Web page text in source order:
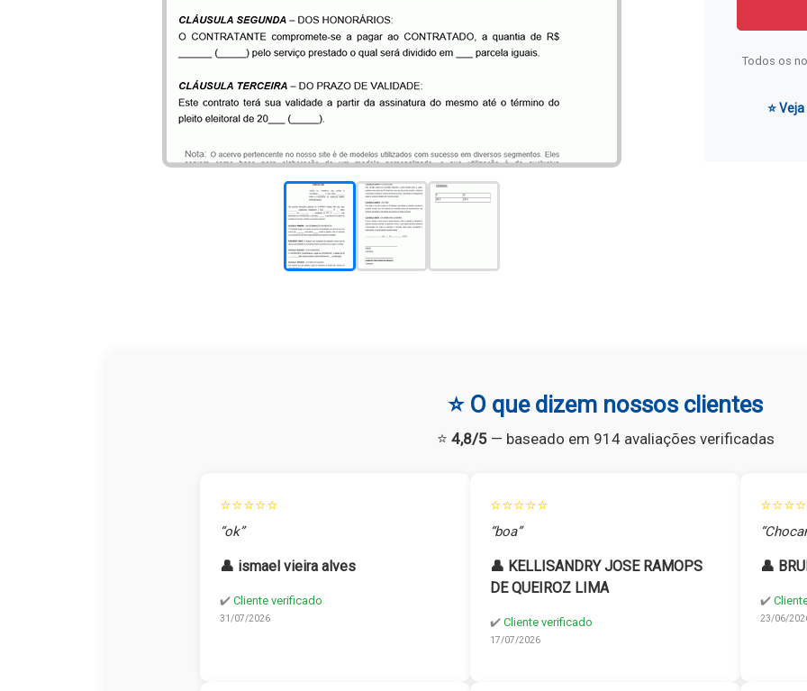
Todos os
⭐
⭐ O que dizem nossos clientes
⭐ 4,8/5— baseado em 914 avaliações verificadas
⭐⭐⭐⭐⭐
“ok”
👤 ismael vieira alves
✔️ Cliente verificado
31/07/2026
⭐⭐⭐⭐⭐
“boa”
👤 KELLISANDRY JOSE RAMOPS
DE QUEIROZ LIMA
✔️ Cliente verificado
17/07/2026
👤
✔️
23/06/